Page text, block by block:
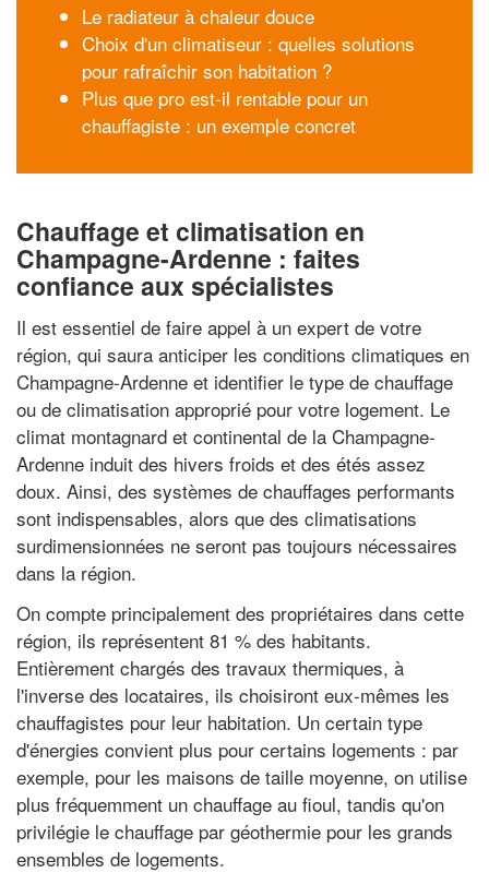
Le radiateur à chaleur douce
Choix d'un climatiseur : quelles solutions
pour rafraîchir son habitation ?
Plus que pro est-il rentable pour un
chauffagiste : un exemple concret
Chauffage et climatisation en
Champagne-Ardenne : faites
confiance aux spécialistes
Il est essentiel de faire appel à un expert de votre
région, qui saura anticiper les conditions climatiques en
Champagne-Ardenne et identifier le type de chauffage
ou de climatisation approprié pour votre logement. Le
climat montagnard et continental de la Champagne-
Ardenne induit des hivers froids et des étés assez
doux. Ainsi, des systèmes de chauffages performants
sont indispensables, alors que des climatisations
surdimensionnées ne seront pas toujours nécessaires
dans la région.
On compte principalement des propriétaires dans cette
région, ils représentent 81 % des habitants.
Entièrement chargés des travaux thermiques, à
l'inverse des locataires, ils choisiront eux-mêmes les
chauffagistes pour leur habitation. Un certain type
d'énergies convient plus pour certains logements : par
exemple, pour les maisons de taille moyenne, on utilise
plus fréquemment un chauffage au fioul, tandis qu'on
privilégie le chauffage par géothermie pour les grands
ensembles de logements.